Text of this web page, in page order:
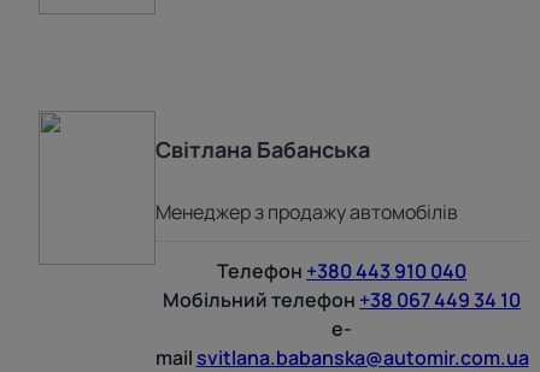
Світлана Бабанська
Менеджер з продажу автомобілів
Телефон +380 443 910 040
Мобільний телефон +38 067 449 34 10
e-
mail svitlana.babanska@automir.com.ua